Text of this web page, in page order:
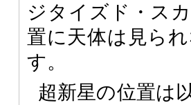
ジタイズド・ス
置に天体は見ら
す。
超新星の位置は